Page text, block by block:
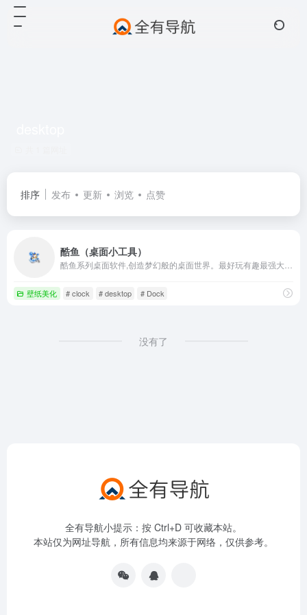
排序 发布 更新 浏览 点赞
酷鱼（桌面小工具）
壁纸美化 # clock # desktop # Dock
没有了
全有导航小提示：按 Ctrl+D 可收藏本站。
本站仅为网址导航，所有信息均来源于网络，仅供参考。